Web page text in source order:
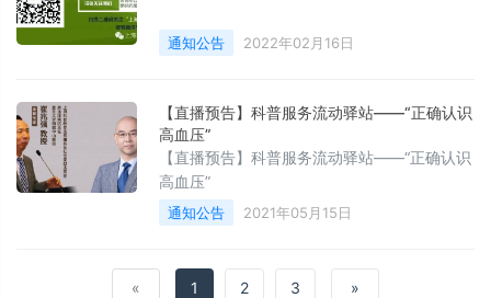
通知公告 2022年02月16日
【直播预告】科普服务流动驿站——“正确认识
高血压”
【直播预告】科普服务流动驿站——“正确认识
高血压”
通知公告 2021年05月15日
« 1 2 3 »